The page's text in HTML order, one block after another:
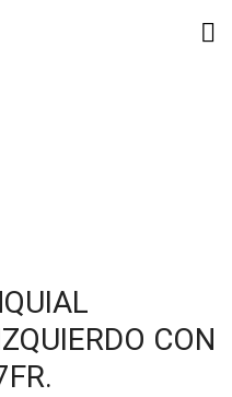
CON